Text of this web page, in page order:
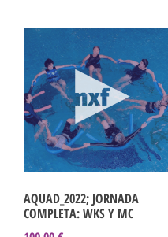
AQUAD_2022; JORNADA
COMPLETA: WKS Y MC